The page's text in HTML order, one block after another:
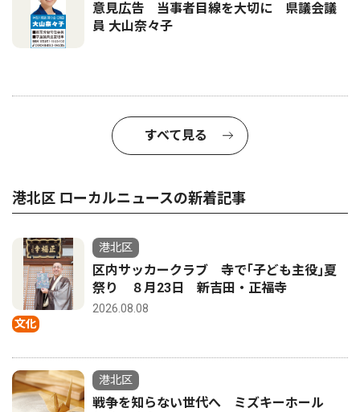
意見広告 当事者目線を大切に 県議会議
員 大山奈々子
すべて見る
港北区 ローカルニュースの新着記事
文化
港北区
区内サッカークラブ 寺で｢子ども主役｣夏
祭り ８月23日 新吉田・正福寺
2026.08.08
港北区
戦争を知らない世代へ ミズキーホール